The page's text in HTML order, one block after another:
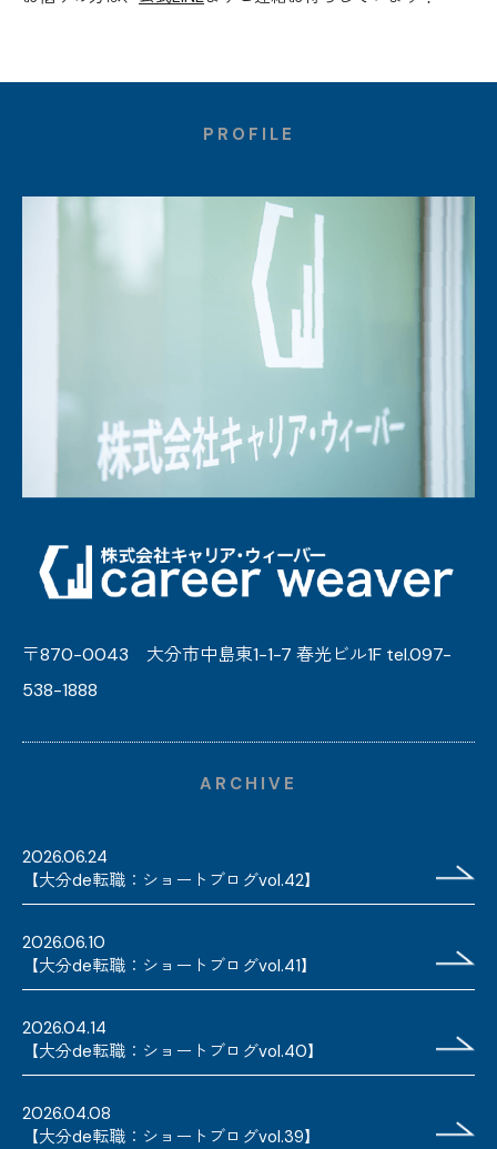
PROFILE
〒870-0043 大分市中島東1-1-7 春光ビル1F tel.097-
538-1888
ARCHIVE
2026.06.24
【大分de転職：ショートブログvol.42】
2026.06.10
【大分de転職：ショートブログvol.41】
2026.04.14
【大分de転職：ショートブログvol.40】
2026.04.08
【大分de転職：ショートブログvol.39】